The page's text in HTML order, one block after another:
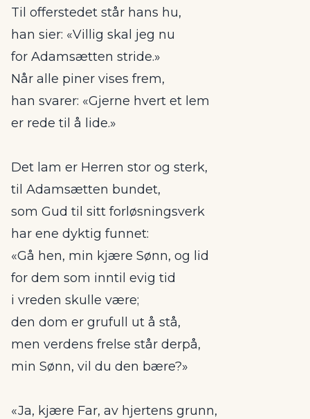
Til offerstedet står hans hu,
han sier: «Villig skal jeg nu
for Adamsætten stride.»
Når alle piner vises frem,
han svarer: «Gjerne hvert et lem
er rede til å lide.»
Det lam er Herren stor og sterk,
til Adamsætten bundet,
som Gud til sitt forløsningsverk
har ene dyktig funnet:
«Gå hen, min kjære Sønn, og lid
for dem som inntil evig tid
i vreden skulle være;
den dom er grufull ut å stå,
men verdens frelse står derpå,
min Sønn, vil du den bære?»
«Ja, kjære Far, av hjertens grunn,